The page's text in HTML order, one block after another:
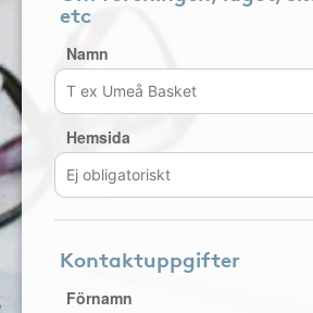
etc
Namn
Hemsida
Kontaktuppgifter
Förnamn